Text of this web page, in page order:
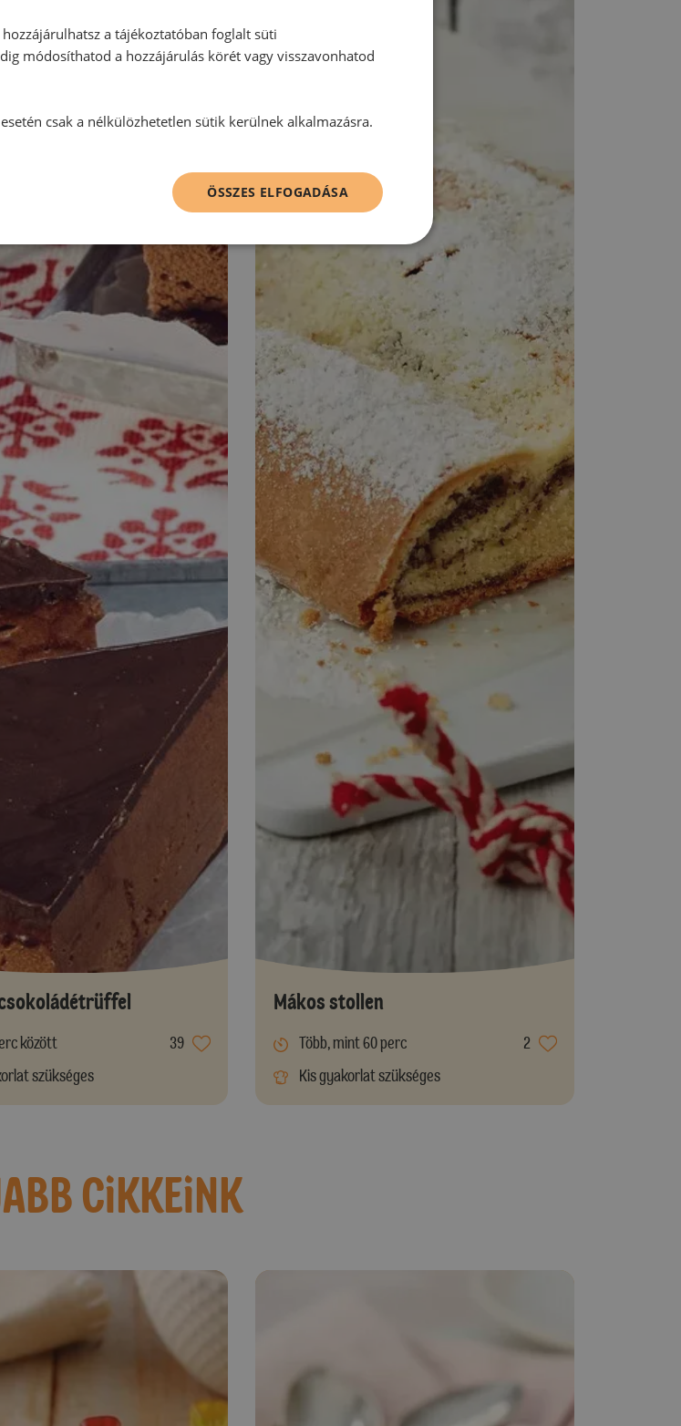
között
39
szükséges
Mákos stollen
Több, mint 60 perc
2
Kis gyakorlat szükséges
CiKKEiNK
a tájékoztatóban foglalt süti
módosíthatod a hozzájárulás körét vagy visszavonhatod
csak a nélkülözhetetlen sütik kerülnek alkalmazásra.
ÖSSZES ELFOGADÁSA